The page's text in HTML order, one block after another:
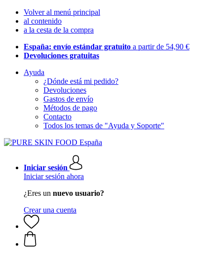
Volver al menú principal
al contenido
a la cesta de la compra
España: envío estándar gratuito a partir de 54,90 €
Devoluciones gratuitas
Ayuda
¿Dónde está mi pedido?
Devoluciones
Gastos de envío
Métodos de pago
Contacto
Todos los temas de "Ayuda y Soporte"
Iniciar sesión
Iniciar sesión ahora
¿Eres un nuevo usuario?
Crear una cuenta